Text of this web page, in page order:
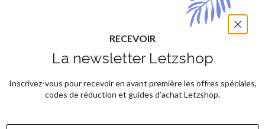
Omni-Mode
RECEVOIR
La newsletter Letzshop
Inscrivez-vous pour recevoir en avant première les offres spéciales,
codes de réduction et guides d’achat Letzshop.